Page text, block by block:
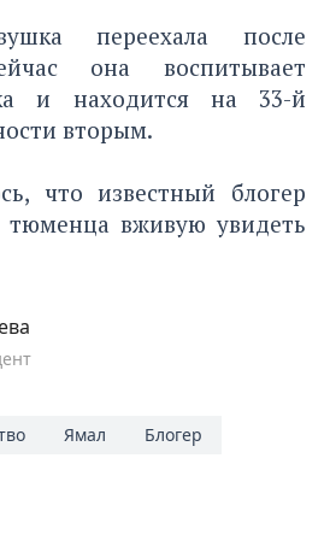
переехала после
она воспитывает
и находится на 33-й
вторым.
что известный блогер
тюменца вживую увидеть
Ямал
Блогер